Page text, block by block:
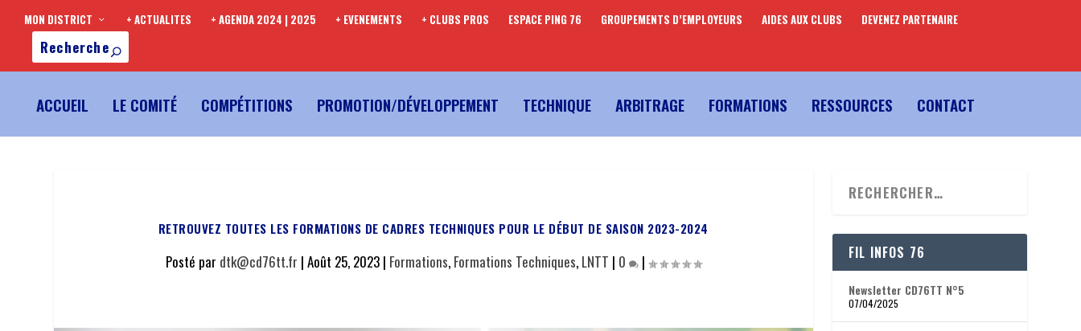
MON DISTRICT + ACTUALITES + AGENDA 2024 | 2025 + EVENEMENTS + CLUBS PROS ESPACE PING 76 GROUPEMENTS D’EMPLOYEURS AIDES AUX CLUBS DEVENEZ PARTENAIRE
ACCUEIL LE COMITÉ COMPÉTITIONS PROMOTION/DÉVELOPPEMENT TECHNIQUE ARBITRAGE FORMATIONS RESSOURCES CONTACT
RETROUVEZ TOUTES LES FORMATIONS DE CADRES TECHNIQUES POUR LE DÉBUT DE SAISON 2023-2024
Posté par dtk@cd76tt.fr | Août 25, 2023| Formations, Formations Techniques, LNTT | 0 | FIL INFOS 76
Newsletter CD76TT N°5
07/04/2025